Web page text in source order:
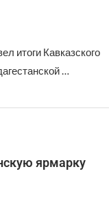
итоги Кавказского
…
ярмарку